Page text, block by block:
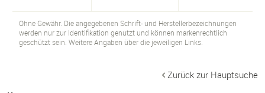
Ohne Gewähr. Die angegebenen Schrift- und Herstellerbezeichnungen
werden nur zur Identifikation genutzt und können markenrechtlich
geschützt sein. Weitere Angaben über die jeweiligen Links.
Zurück zur Hauptsuche